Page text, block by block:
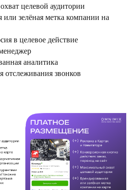
целевой аудитории
или зелёная метка компании на
в целевое действие
аналитика
отслеживания звонков